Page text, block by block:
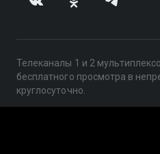
Телеканалы 1 и 2
бесплатного просмотра в
круглосуточно.